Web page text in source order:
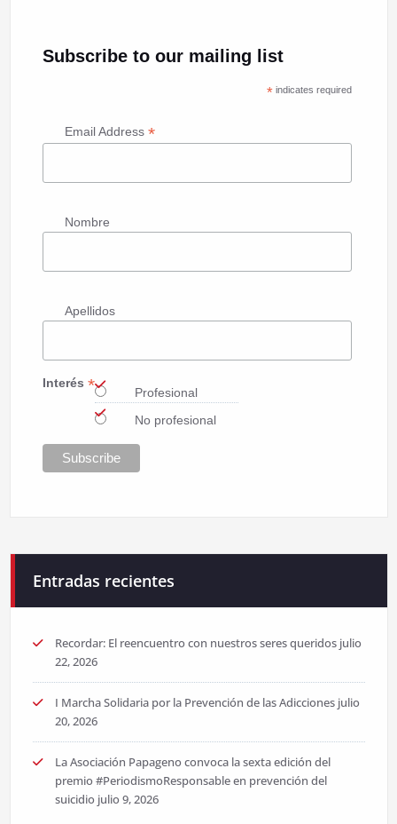
Subscribe to our mailing list
*indicates required
Email Address *
Nombre
Apellidos
Interés *
Profesional
No profesional
Entradas recientes
Recordar: El reencuentro con nuestros seres queridos julio
22, 2026
I Marcha Solidaria por la Prevención de las Adicciones julio
20, 2026
La Asociación Papageno convoca la sexta edición del
premio #PeriodismoResponsable en prevención del
suicidio julio 9, 2026